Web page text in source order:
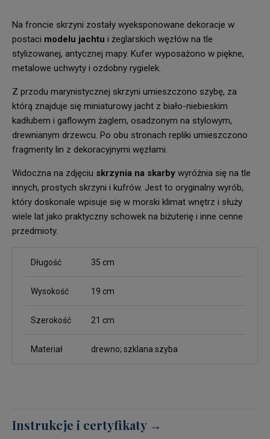
Na froncie skrzyni zostały wyeksponowane dekoracje w
postaci modelu jachtu i żeglarskich węzłów na tle
stylizowanej, antycznej mapy. Kufer wyposażono w piękne,
metalowe uchwyty i ozdobny rygielek.
Z przodu marynistycznej skrzyni umieszczono szybę, za
którą znajduje się miniaturowy jacht z biało-niebieskim
kadłubem i gaflowym żaglem, osadzonym na stylowym,
drewnianym drzewcu. Po obu stronach repliki umieszczono
fragmenty lin z dekoracyjnymi węzłami.
Widoczna na zdjęciu skrzynia na skarby wyróżnia się na tle
innych, prostych skrzyni i kufrów. Jest to oryginalny wyrób,
który doskonale wpisuje się w morski klimat wnętrz i służy
wiele lat jako praktyczny schowek na biżuterię i inne cenne
przedmioty.
Długość 35 cm
Wysokość 19 cm
Szerokość 21 cm
Materiał drewno; szklana szyba
Instrukcje i certyfikaty →